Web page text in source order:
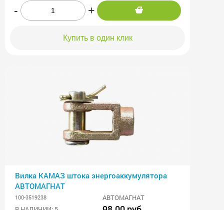
- +
Купить в один клик
Вилка КАМАЗ штока энергоаккумулятора
АВТОМАГНАТ
100-3519238
АВТОМАГНАТ